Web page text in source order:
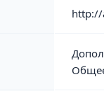
http://